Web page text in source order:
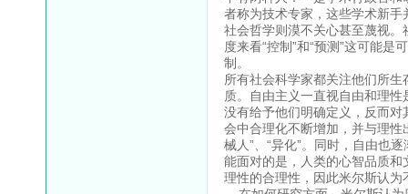
者称为技术专家，这些学术新
社会哲学则漠不关心甚至蔑视。
度来看“控制”和“预测”这可能
制。
所有社会科学家都关注他们所
质。自由主义一直视自由和理
没有给予他们明确定义，反而
会中合理化不断增加，并与理
械人”、“异化”。同时，自由也
能面对的是，人类的心智品质
理性的合理性，因此米尔斯认